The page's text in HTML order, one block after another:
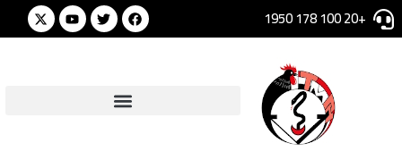
تخطي
إلى
+20 100 178 1950
Facebook
Twitter
Youtube